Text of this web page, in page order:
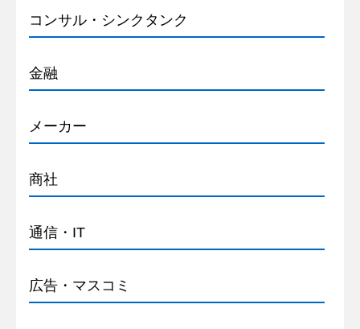
コンサル・シンクタンク
金融
メーカー
商社
通信・IT
広告・マスコミ